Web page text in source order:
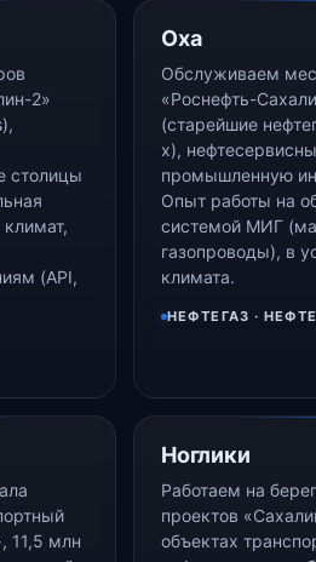
2»
столицы
(API,
Оха
Обслуживаем
«Роснефть-
(старейшие
х),
промышленную
Опыт работы на
системой МИГ
газопроводы), в
климата.
НЕФТЕГАЗ ·
11,5 млн
Ноглики
Работаем на
проектов
объектах